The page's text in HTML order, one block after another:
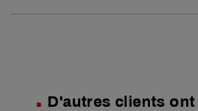
D'autres clients ont